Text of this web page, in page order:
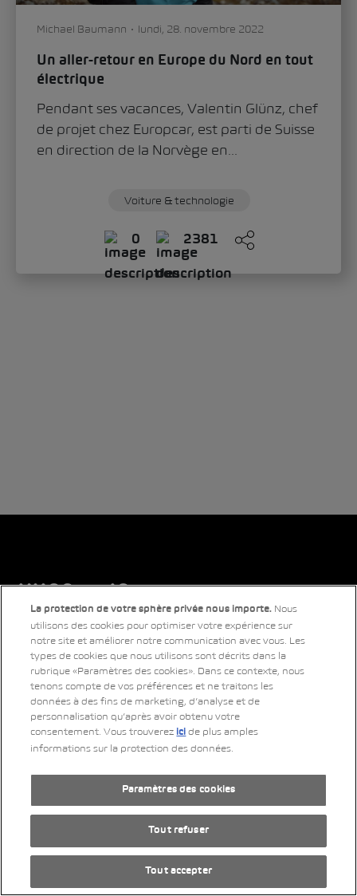
AMAG Group AG
Filiales d'entreprise
La protection de votre sphère privée nous importe. Nous
utilisons des cookies pour optimiser votre expérience sur
notre site et améliorer notre communication avec vous. Les
types de cookies que nous utilisons sont décrits dans la
rubrique «Paramètres des cookies». Dans ce contexte, nous
tenons compte de vos préférences et ne traitons les
données à des fins de marketing, d’analyse et de
personnalisation qu’après avoir obtenu votre
consentement. Vous trouverez ici de plus amples
informations sur la protection des données.
Paramètres des cookies
Tout refuser
Tout accepter